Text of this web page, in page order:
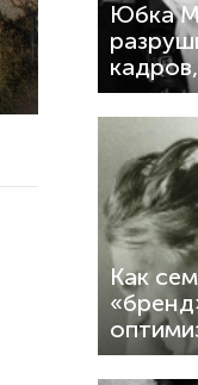
Юбка
Как